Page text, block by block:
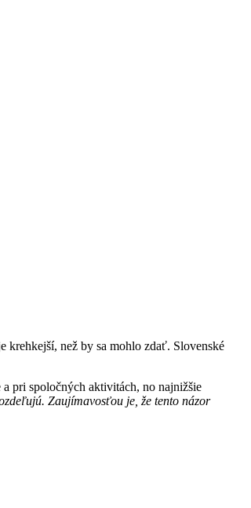
krehkejší, než by sa mohlo zdať. Slovenské
pri spoločných aktivitách, no najnižšie
Zaujímavosťou je, že tento názor